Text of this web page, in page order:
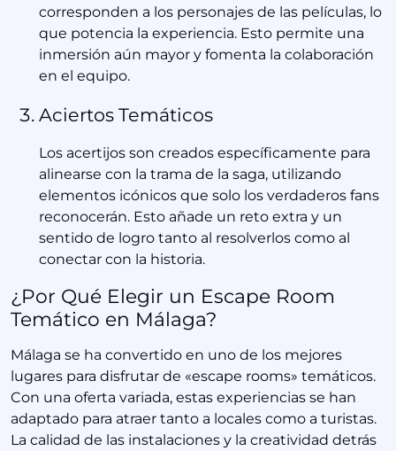
corresponden a los personajes de las películas, lo
que potencia la experiencia. Esto permite una
inmersión aún mayor y fomenta la colaboración
en el equipo.
Aciertos Temáticos
Los acertijos son creados específicamente para
alinearse con la trama de la saga, utilizando
elementos icónicos que solo los verdaderos fans
reconocerán. Esto añade un reto extra y un
sentido de logro tanto al resolverlos como al
conectar con la historia.
¿Por Qué Elegir un Escape Room
Temático en Málaga?
Málaga se ha convertido en uno de los mejores
lugares para disfrutar de «escape rooms» temáticos.
Con una oferta variada, estas experiencias se han
adaptado para atraer tanto a locales como a turistas.
La calidad de las instalaciones y la creatividad detrás